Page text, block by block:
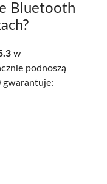
Bluetooth
w
podnoszą
gwarantuje: